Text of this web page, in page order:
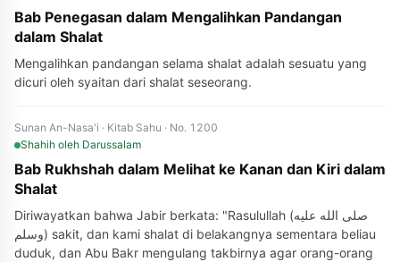
Bab Penegasan dalam Mengalihkan Pandangan
dalam Shalat
Mengalihkan pandangan selama shalat adalah sesuatu yang
dicuri oleh syaitan dari shalat seseorang.
Sunan An-Nasa'i · Kitab Sahu · No. 1200
Shahih oleh Darussalam
Bab Rukhshah dalam Melihat ke Kanan dan Kiri dalam
Shalat
Diriwayatkan bahwa Jabir berkata: "Rasulullah (صلى الله عليه
وسلم) sakit, dan kami shalat di belakangnya sementara beliau
duduk, dan Abu Bakr mengulang takbirnya agar orang-orang